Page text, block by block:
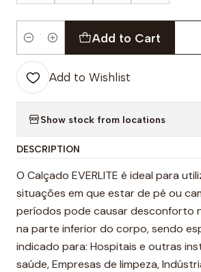
Quantity
Add to Cart
Add to Wishlist
Show stock from locations
DESCRIPTION
O Calçado EVERLITE é ideal para
situações em que estar de pé ou
períodos pode causar desconforto
na parte inferior do corpo, sendo
indicado para: Hospitais e outras
saúde, Empresas de limpeza,